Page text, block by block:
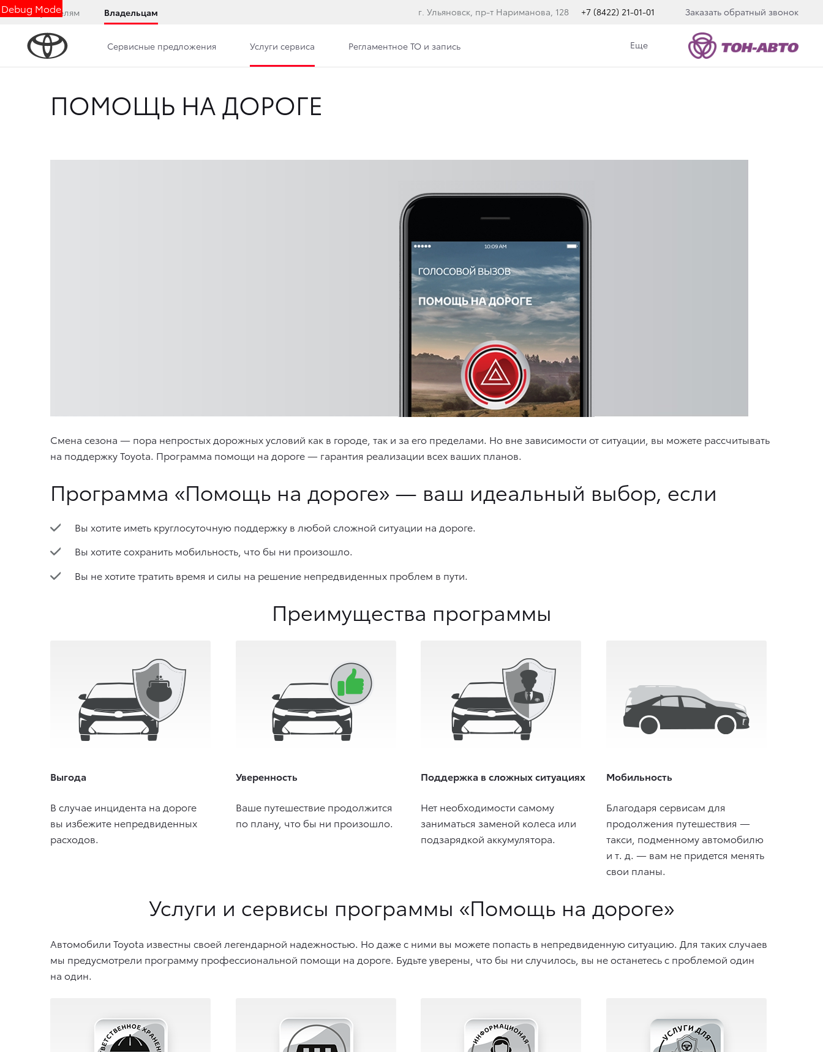
Debug Mode
Покупателям Владельцам г. Ульяновск, пр-т Нариманова, 128 +7 (8422) 21-01-01 Заказать обратный звонок
Сервисные предложения Услуги сервиса Регламентное ТО и запись Еще
ПОМОЩЬ НА ДОРОГЕ
Смена сезона — пора непростых дорожных условий как в городе, так и за его пределами. Но вне зависимости от ситуации, вы можете рассчитывать
на поддержку Toyota. Программа помощи на дороге — гарантия реализации всех ваших планов.
Программа «Помощь на дороге» — ваш идеальный выбор, если
Вы хотите иметь круглосуточную поддержку в любой сложной ситуации на дороге.
Вы хотите сохранить мобильность, что бы ни произошло.
Вы не хотите тратить время и силы на решение непредвиденных проблем в пути.
Преимущества программы
Выгода
В случае инцидента на дороге
вы избежите непредвиденных
расходов.
Уверенность
Ваше путешествие продолжится
по плану, что бы ни произошло.
Поддержка в сложных ситуациях
Нет необходимости самому
заниматься заменой колеса или
подзарядкой аккумулятора.
Мобильность
Благодаря сервисам для
продолжения путешествия —
такси, подменному автомобилю
и т. д. — вам не придется менять
свои планы.
Услуги и сервисы программы «Помощь на дороге»
Автомобили Toyota известны своей легендарной надежностью. Но даже с ними вы можете попасть в непредвиденную ситуацию. Для таких случаев
мы предусмотрели программу профессиональной помощи на дороге. Будьте уверены, что бы ни случилось, вы не останетесь с проблемой один
на один.